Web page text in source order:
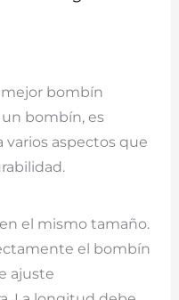
mejor bombín
bombín, es
aspectos que
el mismo tamaño.
el bombín
ajuste